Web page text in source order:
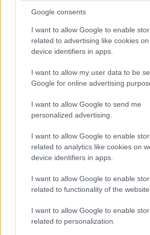
Google consents
I want to allow Google to enable
related to advertising like cookies
device identifiers in apps.
I want to allow my user data to be
Google for online advertising
I want to allow Google to send me
personalized advertising.
I want to allow Google to enable
related to analytics like cookies on
device identifiers in apps.
I want to allow Google to enable
related to functionality of the website
I want to allow Google to enable
related to personalization.